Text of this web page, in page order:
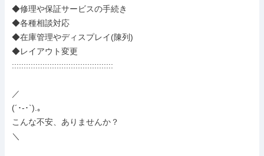
◆修理や保証サービスの手続き
◆各種相談対応
◆在庫管理やディスプレイ(陳列)
◆レイアウト変更
:::::::::::::::::::::::::::::::::::::::::::
／
(´･-･`).｡
こんな不安、ありませんか？
＼